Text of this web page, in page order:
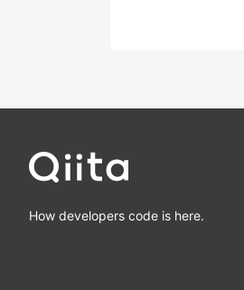
How developers code is here.